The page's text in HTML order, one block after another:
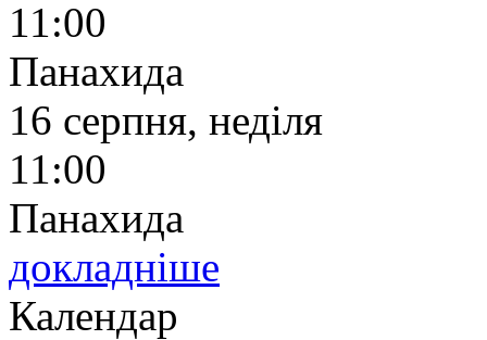
11:00
Панахида
16 серпня, неділя
11:00
Панахида
докладніше
Календар